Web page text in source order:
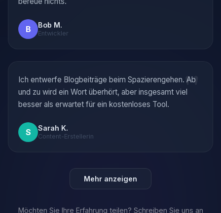
B Bob M.
Entwickler
"
Ich entwerfe Blogbeiträge beim Spazierengehen. Ab
und zu wird ein Wort überhört, aber insgesamt viel
besser als erwartet für ein kostenloses Tool.
S Sarah K.
Content-Erstellerin
Mehr anzeigen
Möchten Sie Ihre Erfahrung teilen? Schreiben Sie uns an